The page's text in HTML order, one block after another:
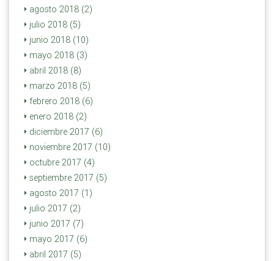
agosto 2018 (2)
julio 2018 (5)
junio 2018 (10)
mayo 2018 (3)
abril 2018 (8)
marzo 2018 (5)
febrero 2018 (6)
enero 2018 (2)
diciembre 2017 (6)
noviembre 2017 (10)
octubre 2017 (4)
septiembre 2017 (5)
agosto 2017 (1)
julio 2017 (2)
junio 2017 (7)
mayo 2017 (6)
abril 2017 (5)